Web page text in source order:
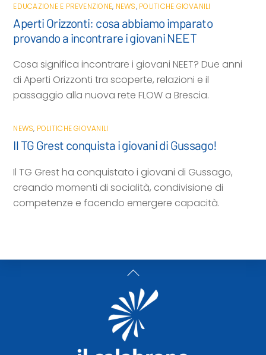
EDUCAZIONE E PREVENZIONE, NEWS, POLITICHE GIOVANILI
Aperti Orizzonti: cosa abbiamo imparato
provando a incontrare i giovani NEET
Cosa significa incontrare i giovani NEET? Due anni
di Aperti Orizzonti tra scoperte, relazioni e il
passaggio alla nuova rete FLOW a Brescia.
NEWS, POLITICHE GIOVANILI
Il TG Grest conquista i giovani di Gussago!
Il TG Grest ha conquistato i giovani di Gussago,
creando momenti di socialità, condivisione di
competenze e facendo emergere capacità.
Back
To
Top